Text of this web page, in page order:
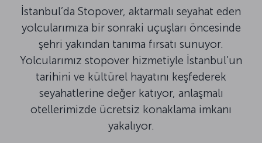
İstanbul’da Stopover, aktarmalı seyahat eden
yolcularımıza bir sonraki uçuşları öncesinde
şehri yakından tanıma fırsatı sunuyor.
Yolcularımız stopover hizmetiyle İstanbul’un
tarihini ve kültürel hayatını keşfederek
seyahatlerine değer katıyor, anlaşmalı
otellerimizde ücretsiz konaklama imkanı
yakalıyor.